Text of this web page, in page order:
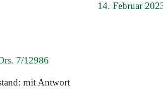
14. Februar
7/12986
mit Antwort